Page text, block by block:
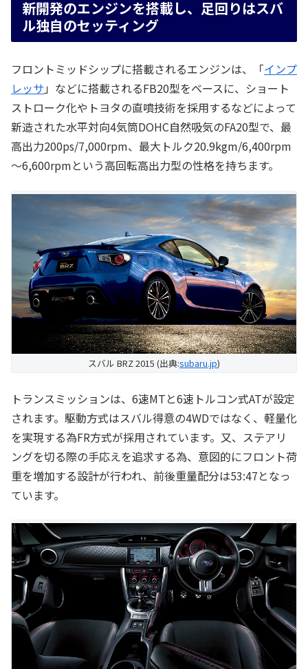
新開発のエンジンを搭載し、足回りはスバ
ル独自のセッティング
フロントミッドシップに搭載されるエンジンは、「インプ
レッサ」などに搭載されるFB20型をベースに、ショート
ストローク化やトヨタの直噴技術を採用するなどによって
新造された水平対向4気筒DOHC自然吸気のFA20型で、最
高出力200ps/7,000rpm、最大トルク20.9kgm/6,400rpm
～6,600rpmという高回転高出力型の性格を持ちます。
スバル BRZ 2015 (出典:subaru.jp)
トランスミッションは、6速MTと6速トルコン式ATが設定
されます。駆動方式はスバル得意の4WDではなく、軽量化
を実現する為FR方式が採用されています。又、ステアリ
ングを切る際の手応えを追求する為、意図的にフロント荷
重を増加する設計が行われ、前後重量配分は53:47となっ
ています。